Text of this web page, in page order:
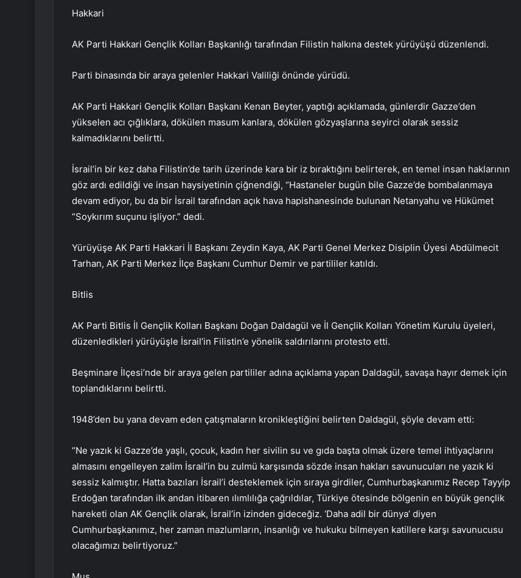
Hakkari
AK Parti Hakkari Gençlik Kolları Başkanlığı tarafından Filistin halkına destek yürüyüşü düzenlendi.
Parti binasında bir araya gelenler Hakkari Valiliği önünde yürüdü.
AK Parti Hakkari Gençlik Kolları Başkanı Kenan Beyter, yaptığı açıklamada, günlerdir Gazze’den
yükselen acı çığlıklara, dökülen masum kanlara, dökülen gözyaşlarına seyirci olarak sessiz
kalmadıklarını belirtti.
İsrail’in bir kez daha Filistin’de tarih üzerinde kara bir iz bıraktığını belirterek, en temel insan haklarının
göz ardı edildiği ve insan haysiyetinin çiğnendiği, “Hastaneler bugün bile Gazze’de bombalanmaya
devam ediyor, bu da bir İsrail tarafından açık hava hapishanesinde bulunan Netanyahu ve Hükümet
“Soykırım suçunu işliyor.” dedi.
Yürüyüşe AK Parti Hakkari İl Başkanı Zeydin Kaya, AK Parti Genel Merkez Disiplin Üyesi Abdülmecit
Tarhan, AK Parti Merkez İlçe Başkanı Cumhur Demir ve partililer katıldı.
Bitlis
AK Parti Bitlis İl Gençlik Kolları Başkanı Doğan Daldagül ve İl Gençlik Kolları Yönetim Kurulu üyeleri,
düzenledikleri yürüyüşle İsrail’in Filistin’e yönelik saldırılarını protesto etti.
Beşminare İlçesi’nde bir araya gelen partililer adına açıklama yapan Daldagül, savaşa hayır demek için
toplandıklarını belirtti.
1948’den bu yana devam eden çatışmaların kronikleştiğini belirten Daldagül, şöyle devam etti:
“Ne yazık ki Gazze’de yaşlı, çocuk, kadın her sivilin su ve gıda başta olmak üzere temel ihtiyaçlarını
almasını engelleyen zalim İsrail’in bu zulmü karşısında sözde insan hakları savunucuları ne yazık ki
sessiz kalmıştır. Hatta bazıları İsrail’i desteklemek için sıraya girdiler, Cumhurbaşkanımız Recep Tayyip
Erdoğan tarafından ilk andan itibaren ılımlılığa çağrıldılar, Türkiye ötesinde bölgenin en büyük gençlik
hareketi olan AK Gençlik olarak, İsrail’in izinden gideceğiz. ‘Daha adil bir dünya’ diyen
Cumhurbaşkanımız, her zaman mazlumların, insanlığı ve hukuku bilmeyen katillere karşı savunucusu
olacağımızı belirtiyoruz.”